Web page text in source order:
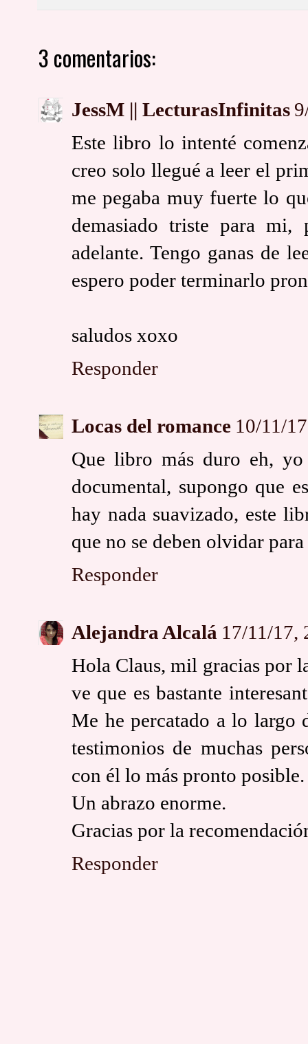
3 comentarios:
JessM || LecturasInfinitas
Este libro lo intenté
creo solo llegué a leer el
me pegaba muy fuerte lo
demasiado triste para mi,
adelante. Tengo ganas de
espero poder terminarlo
saludos xoxo
Responder
Locas del romance 10/11/
Que libro más duro eh,
documental, supongo que
hay nada suavizado, este
que no se deben olvidar
Responder
Alejandra Alcalá 17/11/17,
Hola Claus, mil gracias por
ve que es bastante
Me he percatado a lo largo
testimonios de muchas
con él lo más pronto posible.
Un abrazo enorme.
Gracias por la
Responder